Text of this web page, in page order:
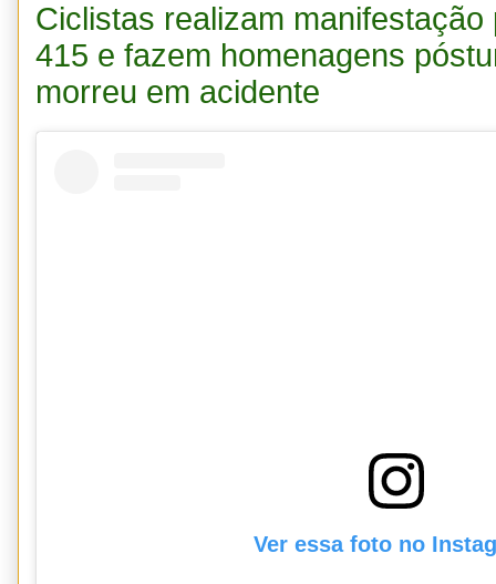
Ciclistas realizam
415 e fazem homenagens
morreu em acidente
Ver essa foto no